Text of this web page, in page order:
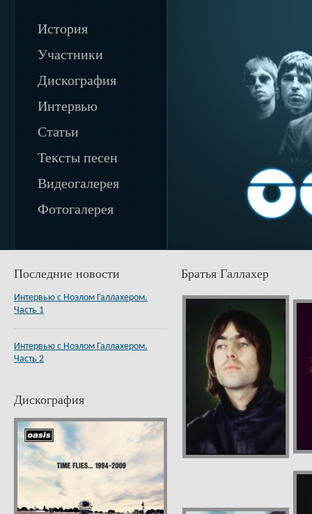
История
Участники
Дискография
Интервью
Статьи
Тексты песен
Видеогалерея
Фотогалерея
Последние новости
Интервью с Ноэлом Галлахером.
Часть 1
Интервью с Ноэлом Галлахером.
Часть 2
Дискография
Братья Галлахер